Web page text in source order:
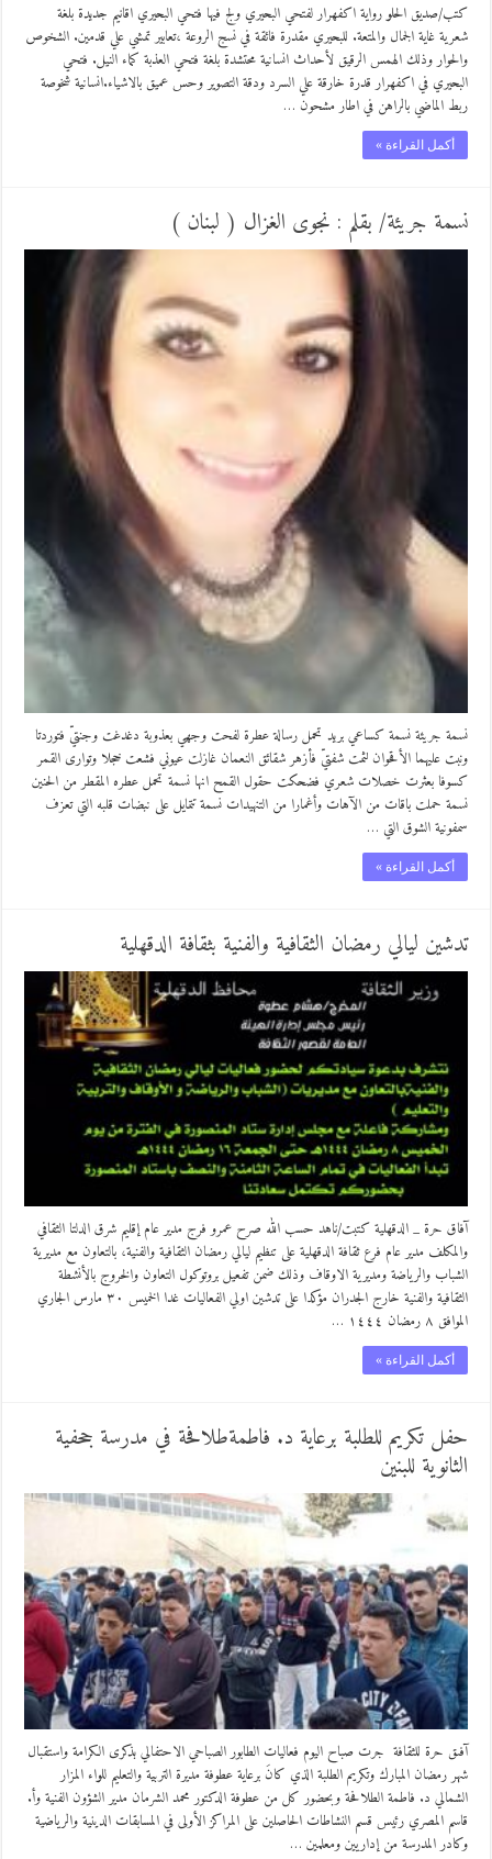
كتب/صديق الحلو رواية اكفهرار لفتحي البحيري ولج فيها فتحي البحيري اقانيم جديدة بلغة
شعرية غاية الجمال والمتعة. للبحيري مقدرة فائقة في نسج الروعة ،تعابير تمشي علي قدمين. الشخوص
والحوار وذلك الهمس الرقيق لأحداث انسانية محتشدة بلغة فتحي العذبة كماء النيل. فتحي
البحيري في اكفهرار قدرة خارقة علي السرد ودقة التصوير وحس عميق بالاشياء.انسانية شخوصة
ربط الماضي بالراهن في اطار مشحون …
أكمل القراءة »
نسمة جريئة/ بقلم : نجوى الغزال ( لبنان )
نسمة جريئة نسمة كساعي بريد تحمل رسالة عطرة لفحت وجهي بعذوبة دغدغت وجنتيّ فتوردتا
ونبت عليهما الأقحوان لثمت شفتيّ فأزهر شقائق النعمان غازلت عيوني فشعت خجلا وتوارى القمر
كسوفا بعثرت خصلات شعري فضحكت حقول القمح انها نسمة تحمل عطره المقطر من الحنين
نسمة حملت باقات من الآهات وأغمارا من التنهيدات نسمة تتمايل على نبضات قلبه التي تعزف
سمفونية الشوق التي …
أكمل القراءة »
تدشين ليالي رمضان الثقافية والفنية بثقافة الدقهلية
آفاق حرة _ الدقهلية كتبت/ناهد حسب الله صرح عمرو فرج مدير عام إقليم شرق الدلتا الثقافي
والمكلف مدير عام فرع ثقافة الدقهلية على تنظيم ليالي رمضان الثقافية والفنية، بالتعاون مع مديرية
الشباب والرياضة ومديرية الاوقاف وذلك ضمن تفعيل بروتوكول التعاون والخروج بالأنشطة
الثقافية والفنية خارج الجدران مؤكدا على تدشين اولي الفعاليات غدا الخميس ٣٠ مارس الجاري
الموافق ٨ رمضان ١٤٤٤ …
أكمل القراءة »
حفل تكريم للطلبة برعاية د. فاطمةطلافحة في مدرسة جحفية
الثانوية للبنين
آفىق حرة للثقافة جرت صباح اليوم فعاليات الطابور الصباحي الاحتفالي بذكرى الكرامة واستقبال
شهر رمضان المبارك وتكريم الطلبة الذي كانَ برعاية عطوفة مديرة التربية والتعليم للواء المزار
الشمالي د. فاطمة الطلافحة وبحضور كل من عطوفة الدكتور محمد الشرمان مدير الشؤون الفنية وأ.
قاسم المصري رئيس قسم النشاطات الحاصلين على المراكز الأولى في المسابقات الدينية والرياضية
وكادر المدرسة من إداريين ومعلمين …